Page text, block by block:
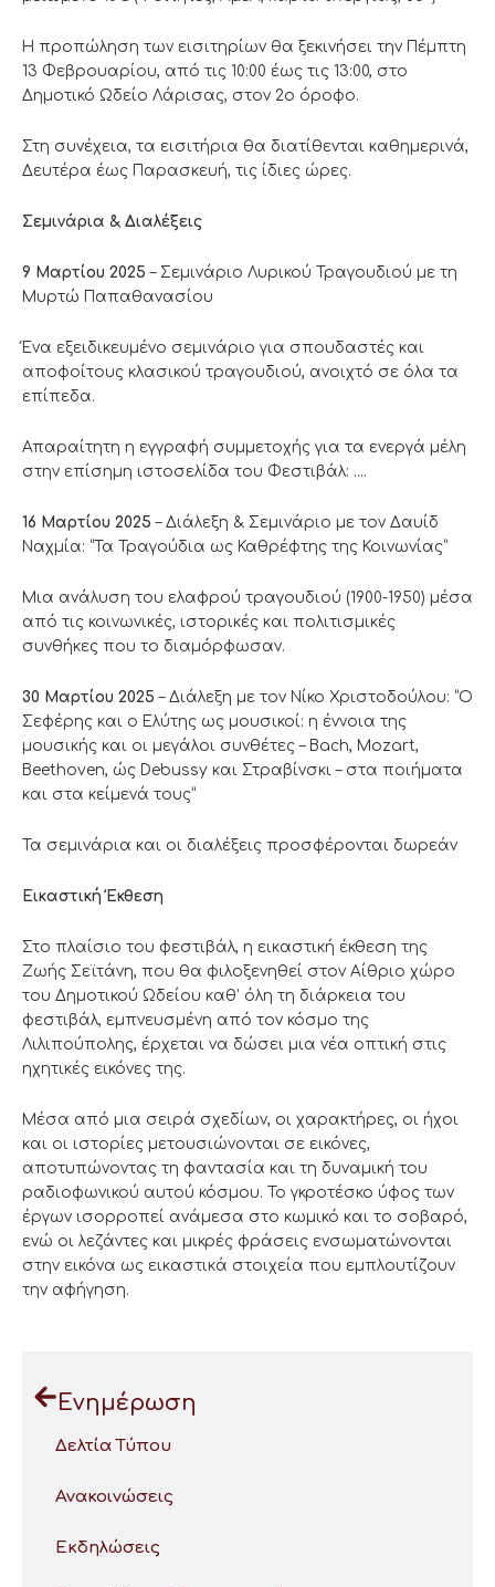
Η προπώληση των εισιτηρίων θα ξεκινήσει την Πέμπτη
13 Φεβρουαρίου, από τις 10:00 έως τις 13:00, στο
Δημοτικό Ωδείο Λάρισας, στον 2ο όροφο.
Στη συνέχεια, τα εισιτήρια θα διατίθενται καθημερινά,
Δευτέρα έως Παρασκευή, τις ίδιες ώρες.
Σεμινάρια & Διαλέξεις
9 Μαρτίου 2025– Σεμινάριο Λυρικού Τραγουδιού με τη
Μυρτώ Παπαθανασίου
Ένα εξειδικευμένο σεμινάριο για σπουδαστές και
αποφοίτους κλασικού τραγουδιού, ανοιχτό σε όλα τα
επίπεδα.
Απαραίτητη η εγγραφή συμμετοχής για τα ενεργά μέλη
στην επίσημη ιστοσελίδα του Φεστιβάλ: ….
16 Μαρτίου 2025 – Διάλεξη & Σεμινάριο με τον Δαυίδ
Ναχμία: “Τα Τραγούδια ως Καθρέφτης της Κοινωνίας”
Μια ανάλυση του ελαφρού τραγουδιού (1900-1950) μέσα
από τις κοινωνικές, ιστορικές και πολιτισμικές
συνθήκες που το διαμόρφωσαν.
30 Μαρτίου 2025 – Διάλεξη με τον Νίκο Χριστοδούλου: “Ο
Σεφέρης και ο Ελύτης ως μουσικοί: η έννοια της
μουσικής και οι μεγάλοι συνθέτες – Bach, Mozart,
Beethoven, ώς Debussy και Στραβίνσκι – στα ποιήματα
και στα κείμενά τους”
Τα σεμινάρια και οι διαλέξεις προσφέρονται δωρεάν
Εικαστική Έκθεση
Στο πλαίσιο του φεστιβάλ, η εικαστική έκθεση της
Ζωής Σεϊτάνη, που θα φιλοξενηθεί στον Αίθριο χώρο
του Δημοτικού Ωδείου καθ’ όλη τη διάρκεια του
φεστιβάλ, εμπνευσμένη από τον κόσμο της
Λιλιπούπολης, έρχεται να δώσει μια νέα οπτική στις
ηχητικές εικόνες της.
Μέσα από μια σειρά σχεδίων, οι χαρακτήρες, οι ήχοι
και οι ιστορίες μετουσιώνονται σε εικόνες,
αποτυπώνοντας τη φαντασία και τη δυναμική του
ραδιοφωνικού αυτού κόσμου. Το γκροτέσκο ύφος των
έργων ισορροπεί ανάμεσα στο κωμικό και το σοβαρό,
ενώ οι λεζάντες και μικρές φράσεις ενσωματώνονται
στην εικόνα ως εικαστικά στοιχεία που εμπλουτίζουν
την αφήγηση.
Ενημέρωση
Δελτία Τύπου
Ανακοινώσεις
Εκδηλώσεις